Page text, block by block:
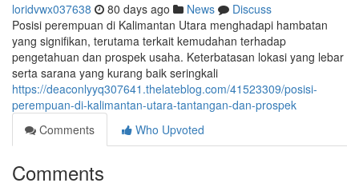
loridvwx037638 80 days ago News
Discuss
Posisi perempuan di Kalimantan Utara menghadapi hambatan
yang signifikan, terutama terkait kemudahan terhadap
pengetahuan dan prospek usaha. Keterbatasan lokasi yang lebar
serta sarana yang kurang baik seringkali
https://deaconlyyq307641.thelateblog.com/41523309/posisi-
perempuan-di-kalimantan-utara-tantangan-dan-prospek
Comments
Who Upvoted
Comments